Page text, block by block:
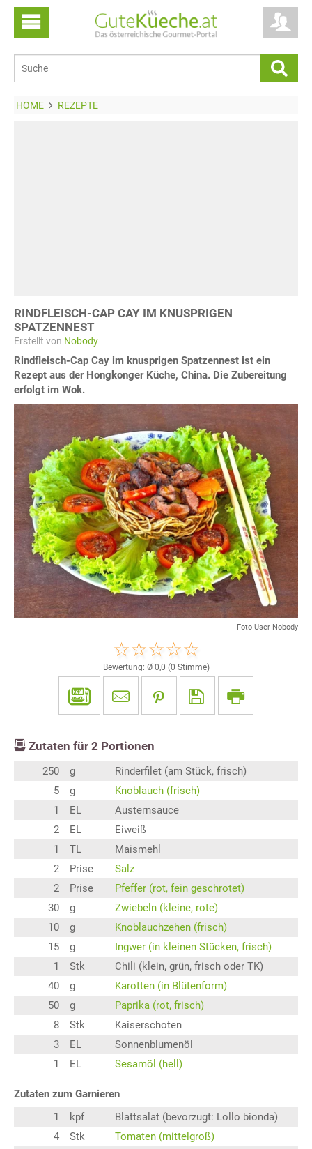
HOME REZEPTE
RINDFLEISCH-CAP CAY IM KNUSPRIGEN
SPATZENNEST
Erstellt von Nobody
Rindfleisch-Cap Cay im knusprigen Spatzennest ist ein
Rezept aus der Hongkonger Küche, China. Die Zubereitung
erfolgt im Wok.
Foto User Nobody
Bewertung: Ø 0,0 (0 Stimme)
Zutaten für 2 Portionen
250 g
Rinderfilet (am Stück, frisch)
5
g
Knoblauch (frisch)
1
EL
Austernsauce
2
EL
Eiweiß
1
TL
Maismehl
2
Prise
Salz
2
Prise
Pfeffer (rot, fein geschrotet)
30
g
Zwiebeln (kleine, rote)
10
g
Knoblauchzehen (frisch)
15
g
Ingwer (in kleinen Stücken, frisch)
1
Stk
Chili (klein, grün, frisch oder TK)
40
g
Karotten (in Blütenform)
50
g
Paprika (rot, frisch)
8
Stk
Kaiserschoten
3
EL
Sonnenblumenöl
1
EL Sesamöl (hell)
Zutaten zum Garnieren
1
kpf
Blattsalat (bevorzugt: Lollo bionda)
4
Stk
Tomaten (mittelgroß)